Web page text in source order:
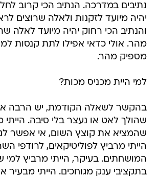
נתיבים במדרכה. הנתיב הכי קרוב
יהיה מיועד לזקנות ולאלה שרוצים
והנתיב הכי רחוק יהיה מיועד לאלה
מהר. אולי כדאי אפילו לתת קנסות
מספיק מהר.
למי היית מכניס מכות?
בהקשר לשאלה הקודמת, יש הרבה
שהולך לאט או נעצר בלי סיבה. הייתי
שהמציא את קוצץ השום, אי אפשר
הייתי מרביץ לפוליטיקאים, לרודפי
המושחתים. בעיקר, הייתי מרביץ
בתקציבי ענק מגוחכים. הייתי מבעיר